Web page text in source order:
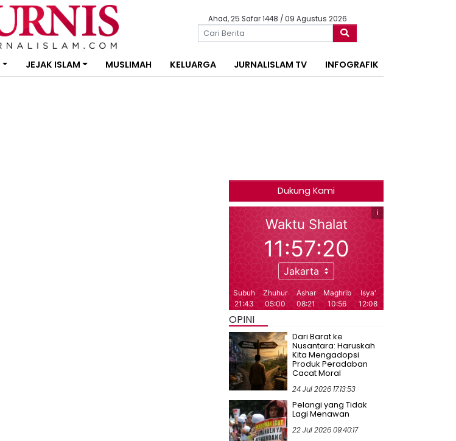
Ahad, 25 Safar 1448 / 09 Agustus 2026
JEJAK ISLAM MUSLIMAH KELUARGA JURNALISLAM TV INFOGRAFIK
Dukung Kami
OPINI
Dari Barat ke
Nusantara: Haruskah
Kita Mengadopsi
Produk Peradaban
Cacat Moral
24 Jul 2026 17:13:53
Pelangi yang Tidak
Lagi Menawan
22 Jul 2026 09:40:17